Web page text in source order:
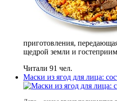
приготовления,
щедрой земли и
Читали 91 чел.
Маски из ягод для лица: